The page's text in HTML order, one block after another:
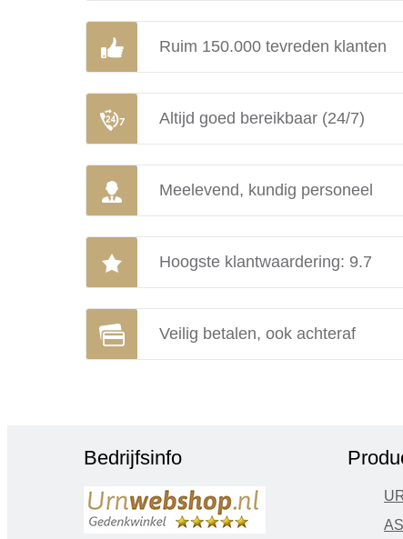
Ruim 150.000 tevreden klanten
Altijd goed bereikbaar (24/7)
Meelevend, kundig personeel
Hoogste klantwaardering: 9.7
Veilig betalen, ook achteraf
Bedrijfsinfo